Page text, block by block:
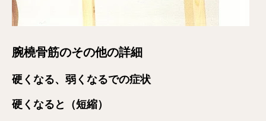
腕橈骨筋のその他の詳細
硬くなる、弱くなるでの症状
硬くなると（短縮）